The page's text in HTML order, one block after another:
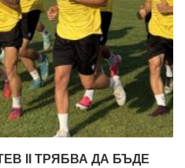
II ТРЯБВА ДА БЪДЕ